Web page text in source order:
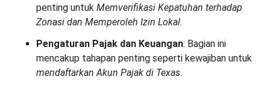
penting untuk Memverifikasi Kepatuhan terhadap
Zonasi dan Memperoleh Izin Lokal.
Pengaturan Pajak dan Keuangan: Bagian ini
mencakup tahapan penting seperti kewajiban untuk
mendaftarkan Akun Pajak di Texas.